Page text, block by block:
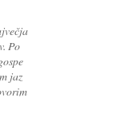
Po
jaz